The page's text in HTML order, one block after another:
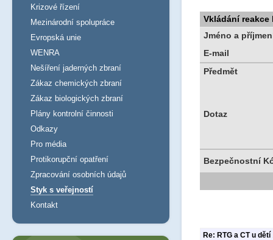
Vkládání reakce
Jméno a
E-mail
Předmět
Dotaz
Bezpečnostní
Re: RTG a CT u dětí
Krizové řízení
Mezinárodní spolupráce
Evropská unie
WENRA
Nešíření jaderných zbraní
Zákaz chemických zbraní
Zákaz biologických zbraní
Plány kontrolní činnosti
Odkazy
Pro média
Protikorupční opatření
Zpracování osobních údajů
Styk s veřejností
Kontakt